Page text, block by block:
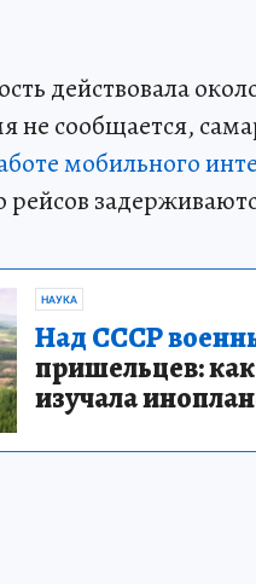
действовала
не сообщается,
мобильного
рейсов
НАУКА
Над СССР
пришельцев: как
изучала